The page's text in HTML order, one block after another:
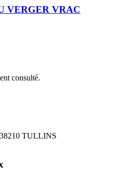
VERGER VRAC
consulté.
38210 TULLINS